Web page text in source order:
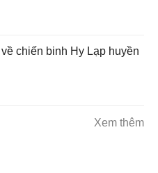
chiến binh Hy Lạp huyền
Xem thêm